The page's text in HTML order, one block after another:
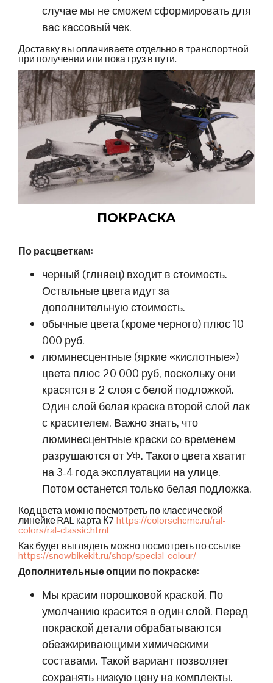
случае мы не сможем сформировать для
вас кассовый чек.
Доставку вы оплачиваете отдельно в транспортной
при получении или пока груз в пути.
ПОКРАСКА
По расцветкам:
черный (глняец) входит в стоимость.
Остальные цвета идут за
дополнительную стоимость.
обычные цвета (кроме черного) плюс 10
000 руб.
люминесцентные (яркие «кислотные»)
цвета плюс 20 000 руб, поскольку они
красятся в 2 слоя с белой подложкой.
Один слой белая краска второй слой лак
с красителем. Важно знать, что
люминесцентные краски со временем
разрушаются от УФ. Такого цвета хватит
на 3-4 года эксплуатации на улице.
Потом останется только белая подложка.
Код цвета можно посмотреть по классической
линейке RAL карта К7 https://colorscheme.ru/ral-
colors/ral-classic.html
Как будет выглядеть можно посмотреть по ссылке
https://snowbikekit.ru/shop/special-colour/
Дополнительные опции по покраске:
Мы красим порошковой краской. По
умолчанию красится в один слой. Перед
покраской детали обрабатываются
обезжиривающими химическими
составами. Такой вариант позволяет
сохранять низкую цену на комплекты.